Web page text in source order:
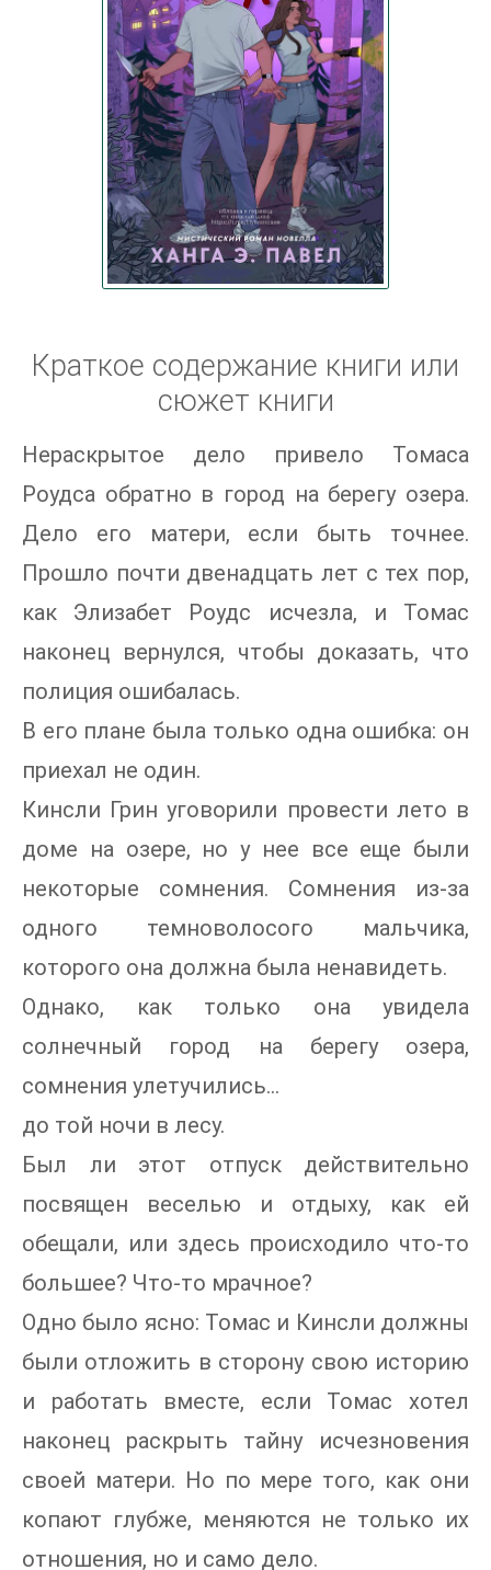
Краткое содержание книги или
сюжет книги
Нераскрытое дело привело Томаса
Роудса обратно в город на берегу озера.
Дело его матери, если быть точнее.
Прошло почти двенадцать лет с тех пор,
как Элизабет Роудс исчезла, и Томас
наконец вернулся, чтобы доказать, что
полиция ошибалась.
В его плане была только одна ошибка: он
приехал не один.
Кинсли Грин уговорили провести лето в
доме на озере, но у нее все еще были
некоторые сомнения. Сомнения из-за
одного темноволосого мальчика,
которого она должна была ненавидеть.
Однако, как только она увидела
солнечный город на берегу озера,
сомнения улетучились...
до той ночи в лесу.
Был ли этот отпуск действительно
посвящен веселью и отдыху, как ей
обещали, или здесь происходило что-то
большее? Что-то мрачное?
Одно было ясно: Томас и Кинсли должны
были отложить в сторону свою историю
и работать вместе, если Томас хотел
наконец раскрыть тайну исчезновения
своей матери. Но по мере того, как они
копают глубже, меняются не только их
отношения, но и само дело.